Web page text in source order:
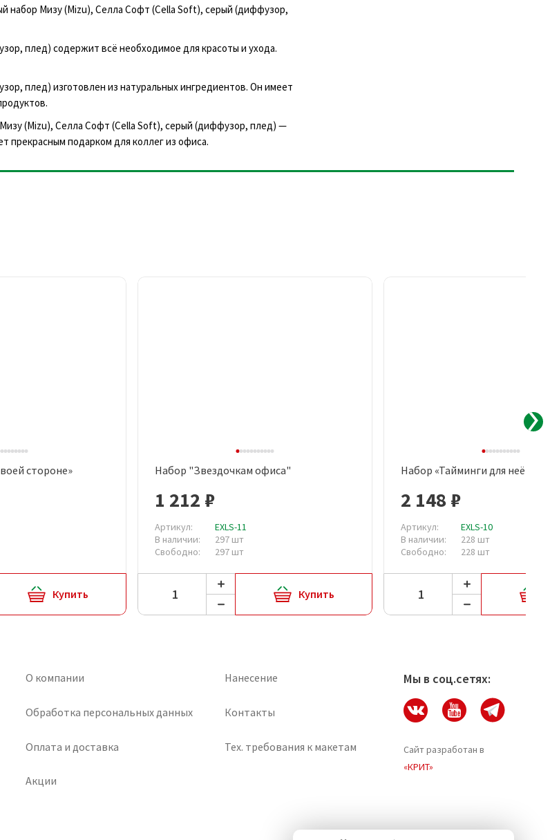
набор Мизу (Mizu), Селла Софт (Cella Soft), серый (диффузор,
плед) содержит всё необходимое для красоты и ухода.
плед) изготовлен из натуральных ингредиентов. Он имеет
(Mizu), Селла Софт (Cella Soft), серый (диффузор, плед) —
прекрасным подарком для коллег из офиса.
просмотр
стороне»
Купить
Быстрый просмотр
Набор "Звездочкам офиса"
1 212 ₽
Артикул:
EXLS-11
В наличии:
297 шт
Свободно:
297 шт
Купить
Быстрый просмотр
Набор «Тайминги для неё»
2 148 ₽
Артикул:
EXLS-10
В наличии:
228 шт
Свободно:
228 шт
О компании Нанесение
Обработка персональных данных Контакты
Оплата и доставка Тех. требования к макетам
Акции
Мы в соц.сетях:
Сайт разработан в
«КРИТ»